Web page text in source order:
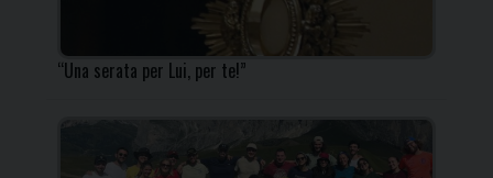
“Una serata per Lui, per te!”